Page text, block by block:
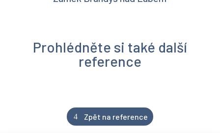
Prohlédněte si také další
reference
Zpět na reference